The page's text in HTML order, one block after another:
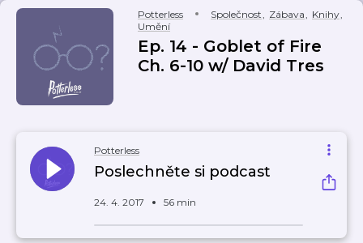
Potterless Společnost, Zábava, Knihy,
Umění
Ep. 14 - Goblet of Fire
Ch. 6-10 w/ David Tres
Potterless
Poslechněte si podcast
24. 4. 2017 56 min